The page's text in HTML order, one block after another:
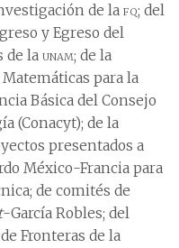
de la fq; del
y Egreso del
de la unam; de la
para la
Básica del Consejo
(Conacyt); de la
presentados a
México-Francia para
de comités de
-García Robles; del
Fronteras de la